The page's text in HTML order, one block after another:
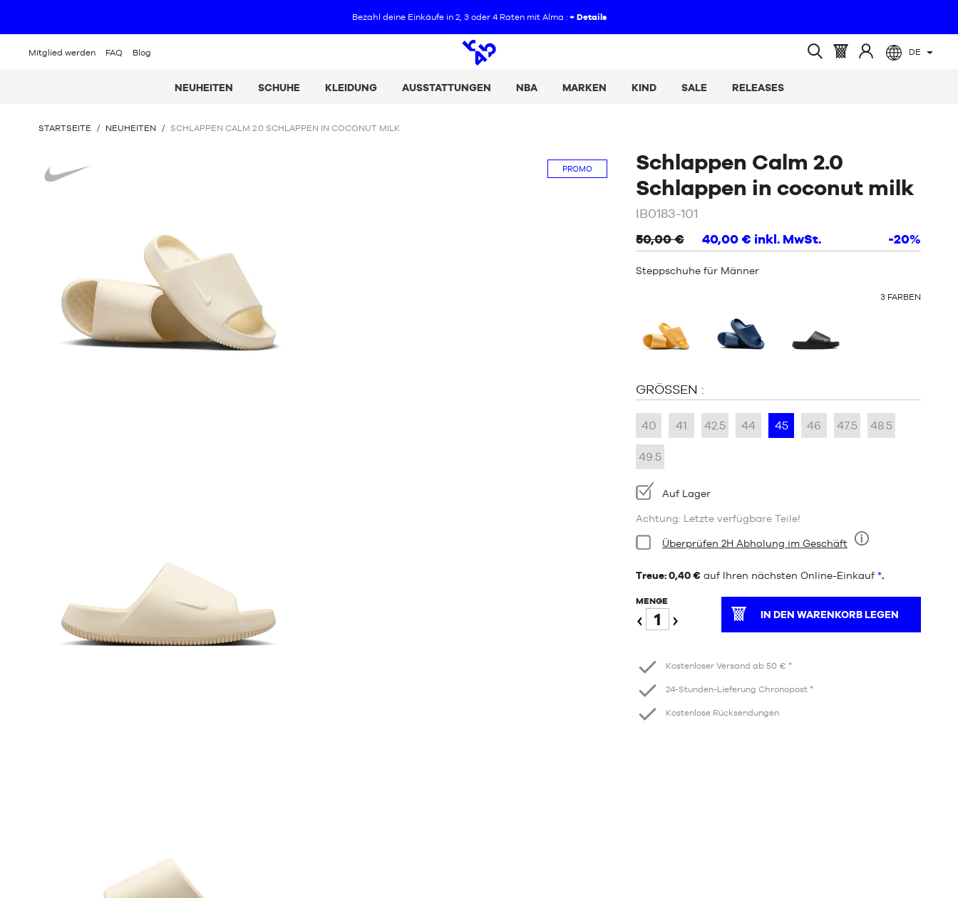
Bezahl deine Einkäufe in 2, 3 oder 4 Raten mit Alma : + Details
Mitglied werden FAQ Blog DE
NEUHEITEN SCHUHE KLEIDUNG AUSSTATTUNGEN NBA MARKEN KIND SALE RELEASES
SIE
HIER:
STARTSEITE / NEUHEITEN / SCHLAPPEN CALM 2.0 SCHLAPPEN IN COCONUT MILK
Schlappen Calm 2.0
Schlappen in coconut milk/
IB0183-101
50,00 €
40,00 € inkl. MwSt. -20%
Steppschuhe für Männer
OTHER
3 FARBEN
GRÖSSEN :
40 41 42.5 44 45 46 47.5 48.5
49.5
Verfügbarkeit:
Auf Lager
Achtung: Letzte verfügbare Teile!
Bedingung:
Neun
Überprüfen 2H Abholung im Geschäft
Treue: 0,40 € auf Ihren nächsten Online-Einkauf *.
MENGE
IN DEN WARENKORB LEGEN
Kostenloser Versand ab 50 € *
24-Stunden-Lieferung Chronopost *
Kostenlose Rücksendungen
PROMO